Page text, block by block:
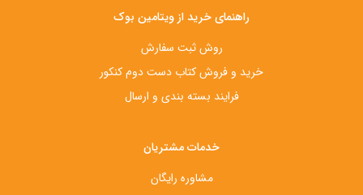
راهنمای خرید از ویتامین بوک
روش ثبت سفارش
خرید و فروش کتاب دست‌ دوم کنکور
فرایند بسته بندی و ارسال
خدمات مشتریان
مشاوره رایگان